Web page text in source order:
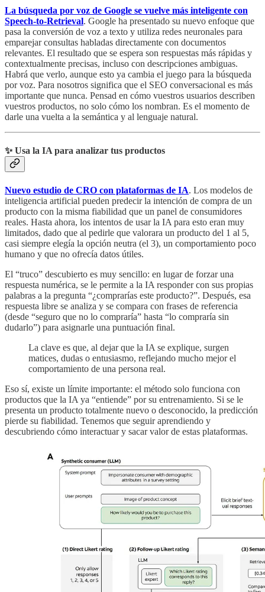
La búsqueda por voz de Google se vuelve más inteligente con
Speech-to-Retrieval. Google ha presentado su nuevo enfoque que
pasa la conversión de voz a texto y utiliza redes neuronales para
emparejar consultas habladas directamente con documentos
relevantes. El resultado que se espera son respuestas más rápidas y
contextualmente precisas, incluso con descripciones ambiguas.
Habrá que verlo, aunque esto ya cambia el juego para la búsqueda
por voz. Para nosotros significa que el SEO conversacional es más
importante que nunca. Pensad en cómo vuestros usuarios describen
vuestros productos, no solo cómo los nombran. Es el momento de
darle una vuelta a la semántica y al lenguaje natural.
✨ Usa la IA para analizar tus productos
Nuevo estudio de CRO con plataformas de IA. Los modelos de
inteligencia artificial pueden predecir la intención de compra de un
producto con la misma fiabilidad que un panel de consumidores
reales. Hasta ahora, los intentos de usar la IA para esto eran muy
limitados, dado que al pedirle que valorara un producto del 1 al 5,
casi siempre elegía la opción neutra (el 3), un comportamiento poco
humano y que no ofrecía datos útiles.
El “truco” descubierto es muy sencillo: en lugar de forzar una
respuesta numérica, se le permite a la IA responder con sus propias
palabras a la pregunta “¿comprarías este producto?”. Después, esa
respuesta libre se analiza y se compara con frases de referencia
(desde “seguro que no lo compraría” hasta “lo compraría sin
dudarlo”) para asignarle una puntuación final.
La clave es que, al dejar que la IA se explique, surgen
matices, dudas o entusiasmo, reflejando mucho mejor el
comportamiento de una persona real.
Eso sí, existe un límite importante: el método solo funciona con
productos que la IA ya “entiende” por su entrenamiento. Si se le
presenta un producto totalmente nuevo o desconocido, la predicción
pierde su fiabilidad. Tenemos que seguir aprendiendo y
descubriendo cómo interactuar y sacar valor de estas plataformas.